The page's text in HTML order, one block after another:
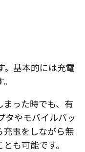
。基本的には充電
った時でも、有
タやモバイルバッ
充電をしながら無
も可能です。